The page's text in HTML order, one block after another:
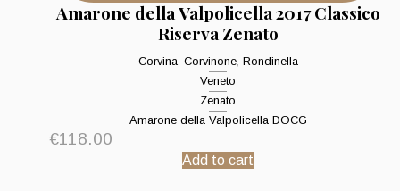
Amarone della Valpolicella 2017 Classico
Riserva Zenato
Corvina, Corvinone, Rondinella
Veneto
Zenato
Amarone della Valpolicella DOCG
€118.00
Add to cart